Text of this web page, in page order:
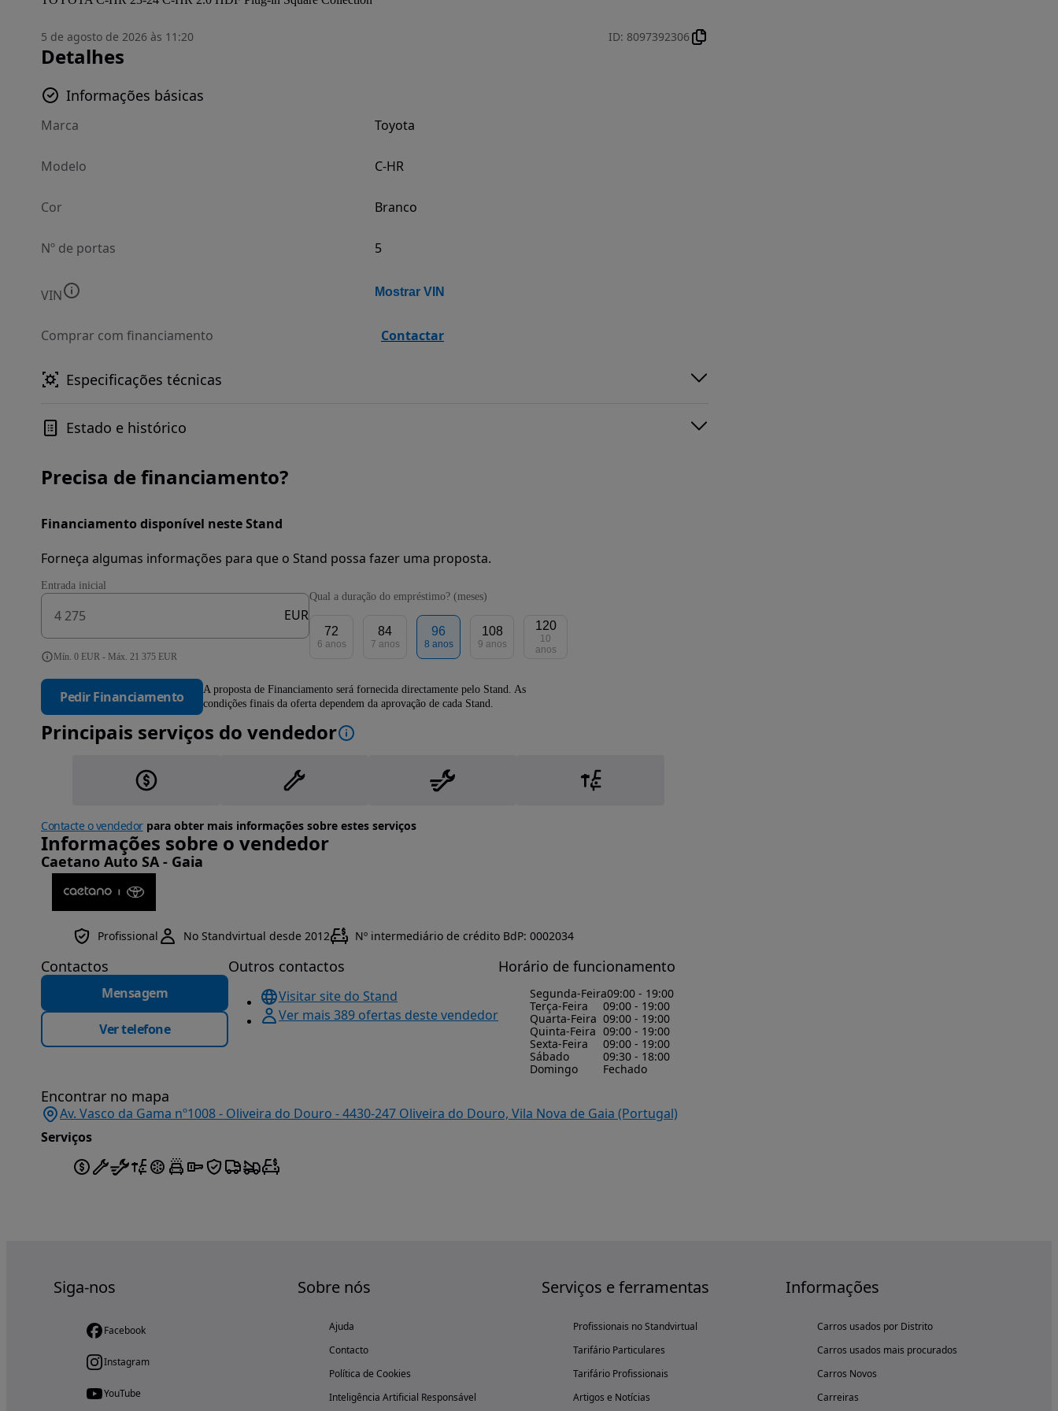
5 de agosto de 2026 às 11:20 ID: 8097392306
Detalhes
Informações básicas
Marca Toyota
Modelo C-HR
Cor Branco
Nº de portas 5
VIN Mostrar VIN
Comprar com financiamento Contactar
Especificações técnicas
Estado e histórico
Precisa de financiamento?
Financiamento disponível neste Stand
Forneça algumas informações para que o Stand possa fazer uma proposta.
Entrada inicial
EUR
Mín. 0 EUR - Máx. 21 375 EUR
Qual a duração do empréstimo? (meses)
72
6 anos
84
7 anos
96
8 anos
108
9 anos
120
10
anos
Pedir Financiamento
A proposta de Financiamento será fornecida directamente pelo Stand. As
condições finais da oferta dependem da aprovação de cada Stand.
Principais serviços do vendedor
Contacte o vendedorpara obter mais informações sobre estes serviços
Informações sobre o vendedor
Caetano Auto SA - Gaia
Profissional No Standvirtual desde 2012 Nº intermediário de crédito BdP: 0002034
Contactos
Mensagem
Ver telefone
Outros contactos
Visitar site do Stand
Ver mais 389 ofertas deste vendedor
Horário de funcionamento
Segunda-Feira09:00 - 19:00
Terça-Feira
09:00 - 19:00
Quarta-Feira 09:00 - 19:00
Quinta-Feira 09:00 - 19:00
Sexta-Feira
09:00 - 19:00
Sábado
09:30 - 18:00
Domingo
Fechado
Encontrar no mapa
Av. Vasco da Gama nº1008 - Oliveira do Douro - 4430-247 Oliveira do Douro, Vila Nova de Gaia (Portugal)
Serviços
Siga-nos
Facebook
Instagram
YouTube
Sobre nós
Ajuda
Contacto
Política de Cookies
Inteligência Artificial Responsável
Serviços e ferramentas
Profissionais no Standvirtual
Tarifário Particulares
Tarifário Profissionais
Artigos e Notícias
Informações
Carros usados por Distrito
Carros usados mais procurados
Carros Novos
Carreiras